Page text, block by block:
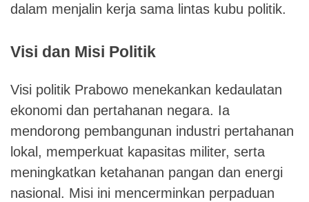
dalam menjalin kerja sama lintas kubu politik.
Visi dan Misi Politik
Visi politik Prabowo menekankan kedaulatan
ekonomi dan pertahanan negara. Ia
mendorong pembangunan industri pertahanan
lokal, memperkuat kapasitas militer, serta
meningkatkan ketahanan pangan dan energi
nasional. Misi ini mencerminkan perpaduan